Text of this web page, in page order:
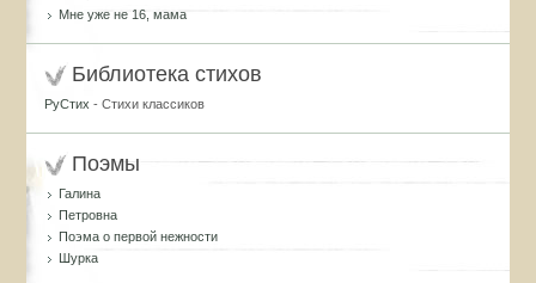
Мне уже не 16, мама
Библиотека стихов
РуСтих - Стихи классиков
Поэмы
Галина
Петровна
Поэма о первой нежности
Шурка